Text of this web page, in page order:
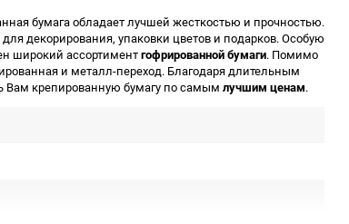
бумага обладает лучшей жесткостью и прочностью.
декорирования, упаковки цветов и подарков. Особую
широкий ассортиментгофрированной бумаги. Помимо
и металл-переход. Благодаря длительным
крепированную бумагу по самым лучшим ценам.